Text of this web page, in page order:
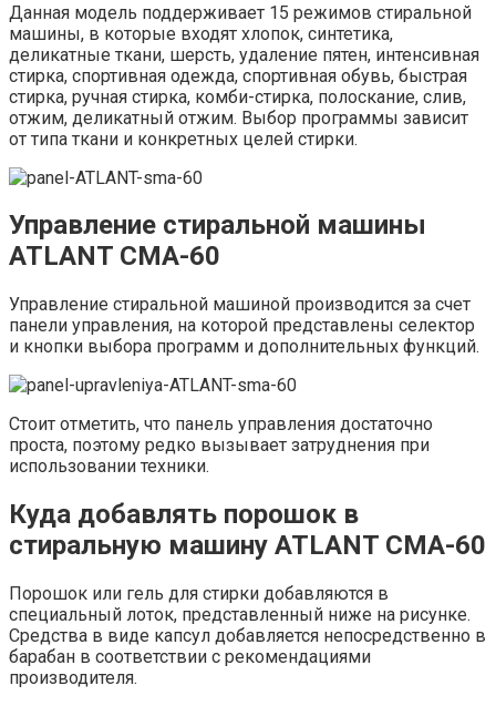
Данная модель поддерживает 15 режимов стиральной
машины, в которые входят хлопок, синтетика,
деликатные ткани, шерсть, удаление пятен, интенсивная
стирка, спортивная одежда, спортивная обувь, быстрая
стирка, ручная стирка, комби-стирка, полоскание, слив,
отжим, деликатный отжим. Выбор программы зависит
от типа ткани и конкретных целей стирки.
Управление стиральной машины
ATLANT СМА-60
Управление стиральной машиной производится за счет
панели управления, на которой представлены селектор
и кнопки выбора программ и дополнительных функций.
Стоит отметить, что панель управления достаточно
проста, поэтому редко вызывает затруднения при
использовании техники.
Куда добавлять порошок в
стиральную машину ATLANT СМА-60
Порошок или гель для стирки добавляются в
специальный лоток, представленный ниже на рисунке.
Средства в виде капсул добавляется непосредственно в
барабан в соответствии с рекомендациями
производителя.